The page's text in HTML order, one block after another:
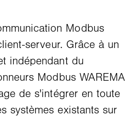
Modbus
serveur. Grâce à un
indépendant du
Modbus WAREMA
de s'intégrer en toute
systèmes existants sur